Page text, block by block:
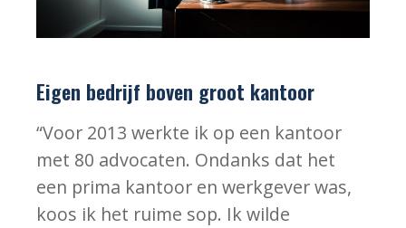
Eigen bedrijf boven groot kantoor
“Voor 2013 werkte ik op een kantoor
met 80 advocaten. Ondanks dat het
een prima kantoor en werkgever was,
koos ik het ruime sop. Ik wilde